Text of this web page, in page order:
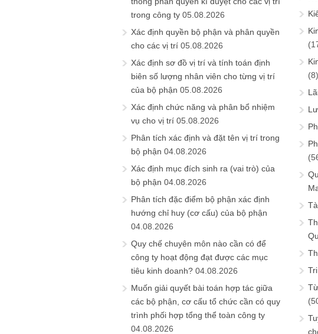
trong công ty 05.08.2026
Xác định quyền bộ phận và phân quyền
cho các vị trí 05.08.2026
Xác định sơ đồ vị trí và tính toán định
biên số lượng nhân viên cho từng vị trí
của bộ phận 05.08.2026
Xác định chức năng và phân bổ nhiệm
vụ cho vị trí 05.08.2026
Phân tích xác định và đặt tên vị trí trong
bộ phận 04.08.2026
Xác định mục đích sinh ra (vai trò) của
bộ phận 04.08.2026
Phân tích đặc điểm bộ phận xác định
hướng chỉ huy (cơ cấu) của bộ phận
04.08.2026
Quy chế chuyên môn nào cần có để
công ty hoạt động đạt được các mục
tiêu kinh doanh? 04.08.2026
Muốn giải quyết bài toán hợp tác giữa
các bộ phận, cơ cấu tổ chức cần có quy
trình phối hợp tổng thể toàn công ty
04.08.2026
(8)